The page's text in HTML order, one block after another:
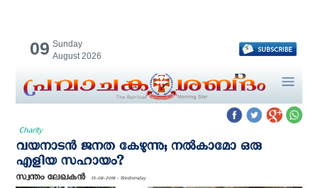
09 Sunday
August 2026
Charity
വയനാടന്‍ ജനത കേഴുന്നു; നല്‍കാമോ ഒരു
എളിയ സഹായം?
സ്വന്തം ലേഖകന്‍ 15-08-2018 - Wednesday